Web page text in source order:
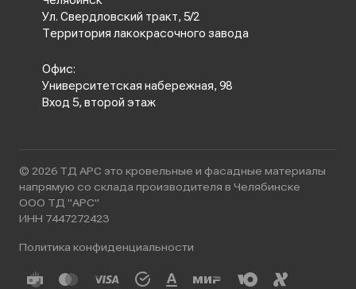
Ул. Свердловский тракт, 5/2
Территория лакокрасочного завода
Офис:
Университетская набережная, 98
Вход 5, второй этаж
© 2026 ТД АРС это кровельные и фасадные материалы
напрямую со склада производителя в Челябинске
ООО ТД "АРС"
ИНН 7447272423
Политика конфиденциальности